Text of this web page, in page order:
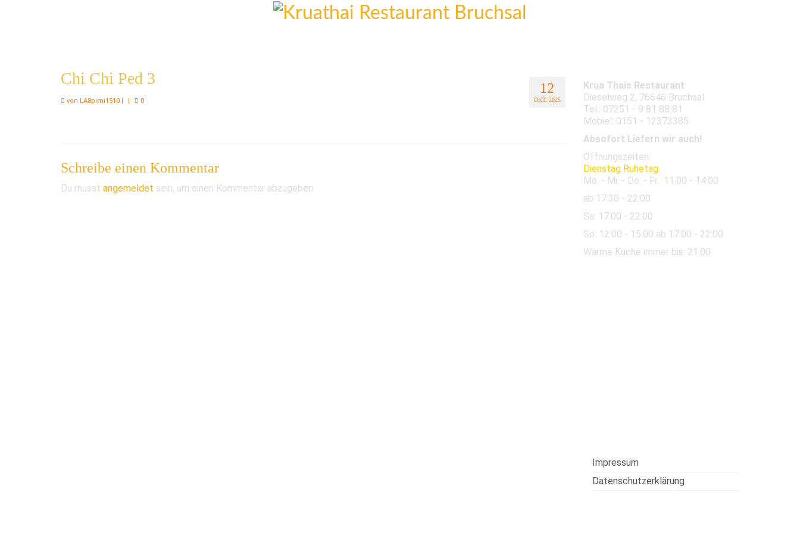
12
OKT. 2025
Chi Chi Ped 3
von LA8pimi1510 | | 0
Schreibe einen Kommentar
Du musst angemeldet sein, um einen Kommentar abzugeben.
Krua Thais Restaurant
Dieselweg 2, 76646 Bruchsal
Tel.: 07251 - 9 81 88 81
Mobiel: 0151 - 12373385
Absofort Liefern wir auch!
Öffnungszeiten:
Dienstag Ruhetag
Mo. - Mi. - Do. - Fr. 11:00 - 14:00
ab 17:30 - 22:00
Sa: 17:00 - 22:00
So: 12:00 - 15:00 ab 17:00 - 22:00
Warme Küche immer bis: 21:00
Impressum
Datenschutzerklärung